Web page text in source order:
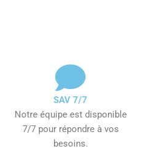
SAV 7/7
Notre équipe est disponible
7/7 pour répondre à vos
besoins.